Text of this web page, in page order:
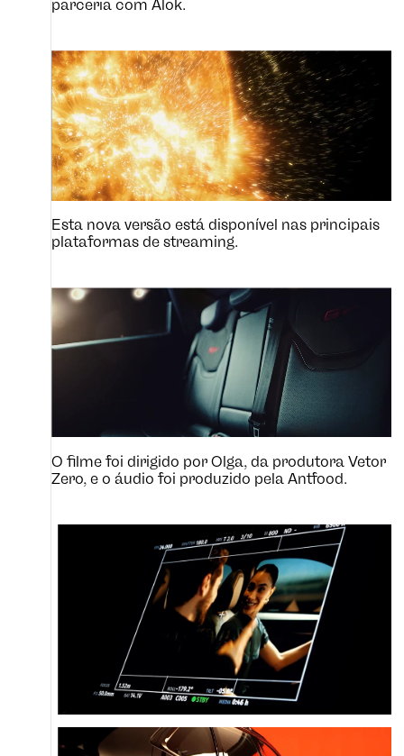
SIGA NOS
parceria com Alok.
Esta nova versão está disponível nas principais
plataformas de streaming.
O filme foi dirigido por Olga, da produtora Vetor
Zero, e o áudio foi produzido pela Antfood.